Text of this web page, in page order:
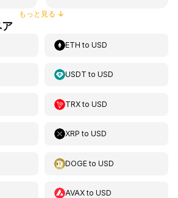
もっと見る ↓
ETH toUSD
USDT toUSD
TRXtoUSD
XRP toUSD
DOGEtoUSD
AVAXtoUSD